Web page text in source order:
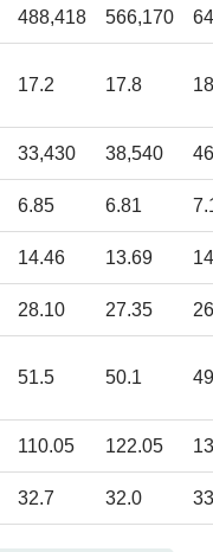
488,418 566,170
17.2 17.8
33,430 38,540
6.85 6.81
14.46 13.69
28.10 27.35
51.5 50.1
110.05 122.05
32.7 32.0